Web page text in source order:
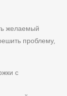
желаемый
проблему,
с